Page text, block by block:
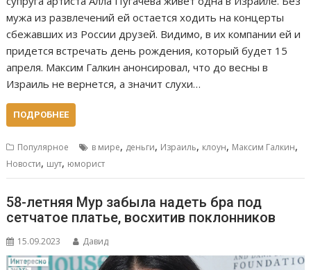
мужа из развлечений ей остается ходить на концерты
сбежавших из России друзей. Видимо, в их компании ей и
придется встречать день рождения, который будет 15
апреля. Максим Галкин анонсировал, что до весны в
Израиль не вернется, а значит слухи…
ПОДРОБНЕЕ
Популярное в мире, деньги, Израиль, клоун, Максим Галкин,
Новости, шут, юморист
58-летняя Мур забыла надеть бра под
сетчатое платье, восхитив поклонников
15.09.2023 Давид